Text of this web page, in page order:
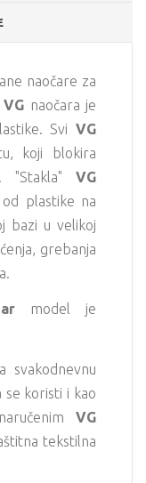
naočare za
VG naočara je
Svi VG
koji blokira
"Stakla" VG
plastike na
bazi u velikoj
grebanja
model je
svakodnevnu
se koristi i kao
VG
tekstilna